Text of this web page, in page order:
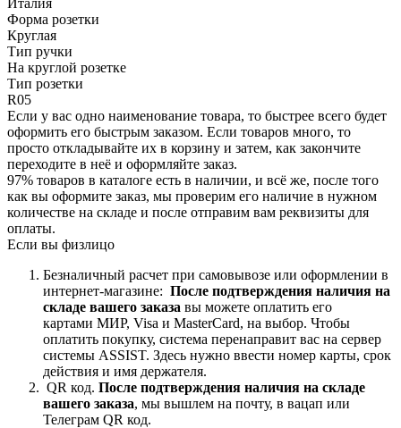
Форма розетки
Круглая
Тип ручки
На круглой розетке
Тип розетки
R05
Если у вас одно наименование товара, то быстрее всего будет
оформить его быстрым заказом. Если товаров много, то
просто откладывайте их в корзину и затем, как закончите
переходите в неё и оформляйте заказ.
97% товаров в каталоге есть в наличии, и всё же, после того
как вы оформите заказ, мы проверим его наличие в нужном
количестве на складе и после отправим вам реквизиты для
оплаты.
Если вы физлицо
Безналичный расчет при самовывозе или оформлении в
интернет-магазине: После подтверждения наличия на
складе вашего заказа вы можете оплатить его
картами МИР, Visa и MasterCard, на выбор. Чтобы
оплатить покупку, система перенаправит вас на сервер
системы ASSIST. Здесь нужно ввести номер карты, срок
действия и имя держателя.
QR код. После подтверждения наличия на складе
вашего заказа, мы вышлем на почту, в вацап или
Телеграм QR код.